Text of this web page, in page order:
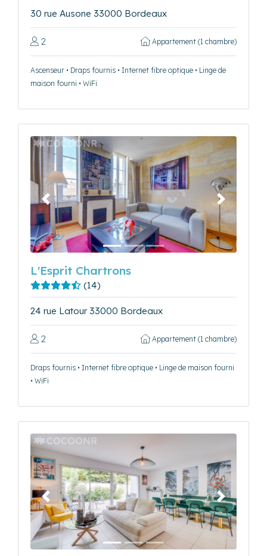
30 rue Ausone 33000 Bordeaux
2 Appartement (1 chambre)
Ascenseur • Draps fournis • Internet fibre optique • Linge de
maison fourni • WiFi
Précédent Suivant
L'Esprit Chartrons
(14)
24 rue Latour 33000 Bordeaux
2 Appartement (1 chambre)
Draps fournis • Internet fibre optique • Linge de maison fourni
• WiFi
Précédent Suivant